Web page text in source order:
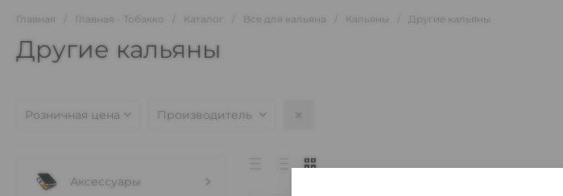
Главная Главная - Тобакко Каталог Все для кальяна Кальяны Другие кальяны
Другие кальяны
Розничная цена Производитель
Аксессуары